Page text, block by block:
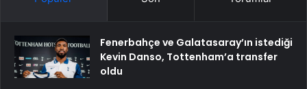
Fenerbahçe ve Galatasaray’ın istediği
Kevin Danso, Tottenham’a transfer
oldu